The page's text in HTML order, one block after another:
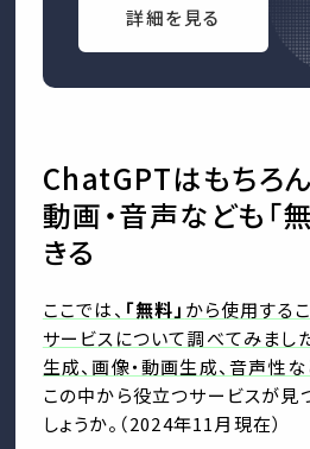
詳細を見る
ChatGPTはもちろん
動画・音声なども「
きる
ここでは、 「無料」 から使用する
サービスについて調べてみまし
生成、画像・動画生成、音声性
この中から役立つサービスが見
しょうか。（2024年11月現在）